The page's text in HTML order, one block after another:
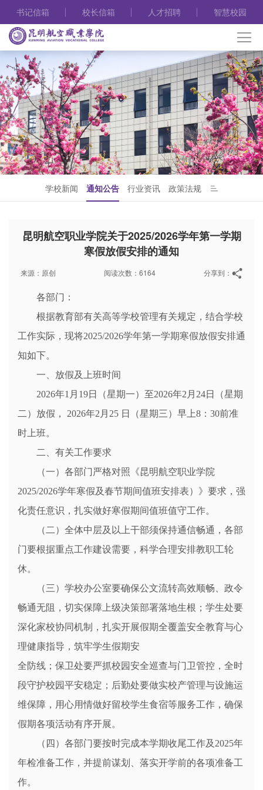
书记信箱 校长信箱 人才招聘 智慧校园
学校新闻 通知公告 行业资讯 政策法规
昆明航空职业学院关于2025/2026学年第一学期
寒假放假安排的通知
来源：原创 阅读次数：6164 分享到：
各部门：
根据教育部有关高等学校管理有关规定，结合学校
工作实际，现将2025/2026学年第一学期寒假放假安排通
知如下。
一、放假及上班时间
2026年1月19日（星期一）至2026年2月24日（星期
二）放假， 2026年2月25 日（星期三）早上8：30前准
时上班。
二、有关工作要求
（一）各部门严格对照《昆明航空职业学院
2025/2026学年寒假及春节期间值班安排表）》要求，强
化责任意识，扎实做好寒假期间值班值守工作。
（二）全体中层及以上干部须保持通信畅通，各部
门要根据重点工作建设需要，科学合理安排教职工轮
休。
（三）学校办公室要确保公文流转高效顺畅、政令
畅通无阻，切实保障上级决策部署落地生根；学生处要
深化家校协同机制，扎实开展假期全覆盖安全教育与心
理健康指导，筑牢学生假期安
全防线；保卫处要严抓校园安全巡查与门卫管控，全时
段守护校园平安稳定；后勤处要做实校产管理与设施运
维保障，用心用情做好留校学生食宿等服务工作，确保
假期各项活动有序开展。
（四）各部门要按时完成本学期收尾工作及2025年
年检准备工作，并提前谋划、落实开学前的各项准备工
作。